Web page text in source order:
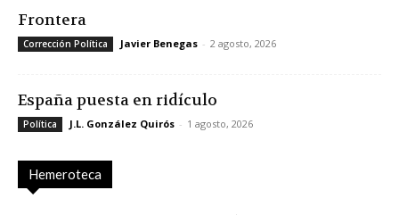
Frontera
Corrección Política Javier Benegas - 2 agosto, 2026
España puesta en ridículo
Política J.L. González Quirós - 1 agosto, 2026
Hemeroteca